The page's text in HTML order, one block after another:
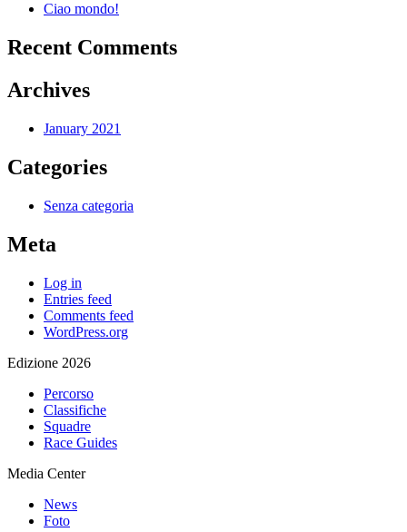
Ciao mondo!
Recent Comments
Archives
January 2021
Categories
Senza categoria
Meta
Log in
Entries feed
Comments feed
WordPress.org
Edizione 2026
Percorso
Classifiche
Squadre
Race Guides
Media Center
News
Foto